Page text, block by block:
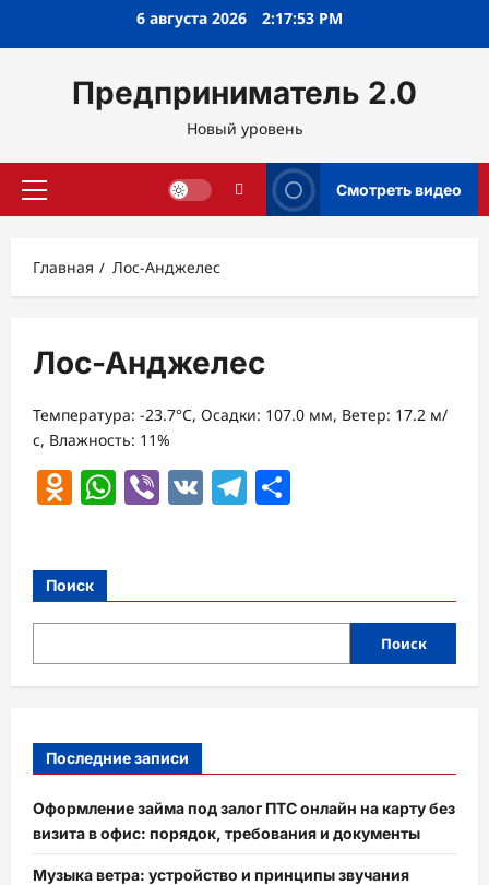
6 августа 2026 2:17:54 PM
Предприниматель 2.0
Новый уровень
Основное
Смотреть видео
Главная Лос-Анджелес
Лос-Анджелес
Температура: -23.7°C, Осадки: 107.0 мм, Ветер: 17.2 м/
с, Влажность: 11%
Odnoklassniki
WhatsApp
Viber
VK Telegram
Поиск
Поиск
Последние записи
Оформление займа под залог ПТС онлайн на карту без
визита в офис: порядок, требования и документы
Музыка ветра: устройство и принципы звучания